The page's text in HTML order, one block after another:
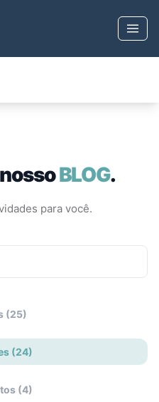
BLOG.
para você.
(25)
(24)
(4)